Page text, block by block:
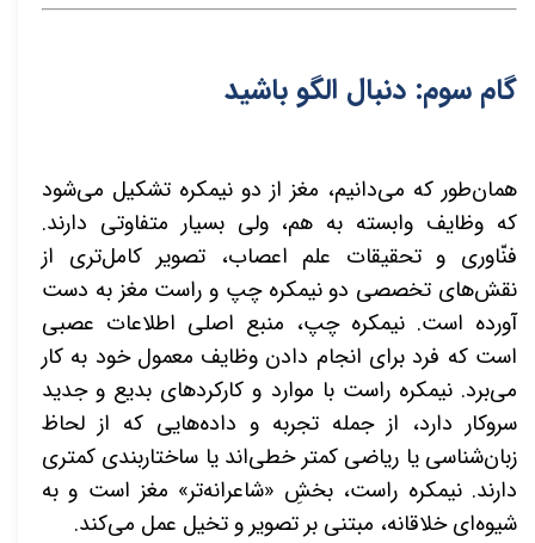
گام سوم: دنبال الگو باشید
همان‌طور که می‌دانیم، مغز از دو نیمکره تشکیل می‌شود
که وظایف وابسته به هم، ولی بسیار متفاوتی دارند.
فنّاوری و تحقیقات علم اعصاب، تصویر کامل‌تری از
نقش‌های تخصصی دو نیمکره چپ و راست مغز به دست
آورده است. نیمکره چپ، منبع اصلی اطلاعات عصبی
است که فرد برای انجام دادن وظایف معمول خود به کار
می‌برد. نیمکره راست با موارد و کارکردهای بدیع و جدید
سروکار دارد، از جمله تجربه و داده‌هایی که از لحاظ
زبان‌شناسی یا ریاضی کمتر خطی‌اند یا ساختاربندی کمتری
دارند. نیمکره راست، بخشِ «شاعرانه‌تر» مغز است و به
شیوه‌ای خلاقانه، مبتنی بر تصویر و تخیل عمل می‌کند.